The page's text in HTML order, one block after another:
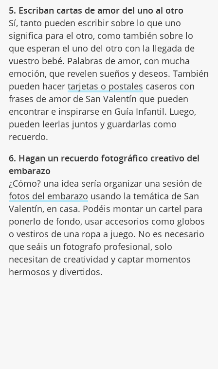
5. Escriban cartas de amor del uno al otro
Sí, tanto pueden escribir sobre lo que uno
significa para el otro, como también sobre lo
que esperan el uno del otro con la llegada de
vuestro bebé. Palabras de amor, con mucha
emoción, que revelen sueños y deseos. También
pueden hacer tarjetas o postales caseros con
frases de amor de San Valentín que pueden
encontrar e inspirarse en Guía Infantil. Luego,
pueden leerlas juntos y guardarlas como
recuerdo.
6. Hagan un recuerdo fotográfico creativo del
embarazo
¿Cómo? una idea sería organizar una sesión de
fotos del embarazo usando la temática de San
Valentín, en casa. Podéis montar un cartel para
ponerlo de fondo, usar accesorios como globos
o vestiros de una ropa a juego. No es necesario
que seáis un fotografo profesional, solo
necesitan de creatividad y captar momentos
hermosos y divertidos.